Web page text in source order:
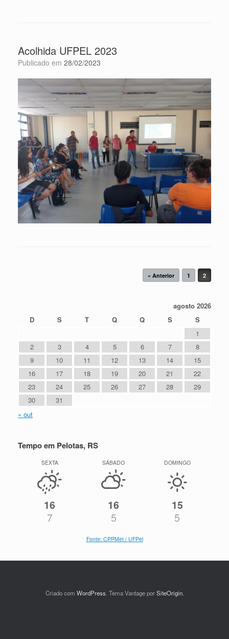
Acolhida UFPEL 2023
Publicado em 28/02/2023
« Anterior 1 2
agosto 2026
D
S T Q Q S
S
1
2
3 4 5 6 7
8
9
10 11 12 13 14
15
16
17 18 19 20 21
22
23
24 25 26 27 28
29
30
31
« out
Tempo em Pelotas, RS
SEXTA
16
7
SÁBADO
16
5
DOMINGO
15
5
Fonte: CPPMet / UFPel
Criado com WordPress. Tema Vantage porSiteOrigin.